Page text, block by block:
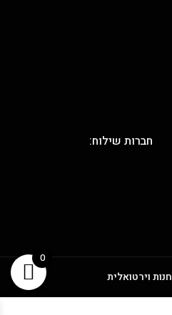
חברות שילוח:
חנות וירטואלית
0